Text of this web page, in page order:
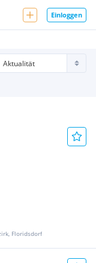
Einloggen
Floridsdorf